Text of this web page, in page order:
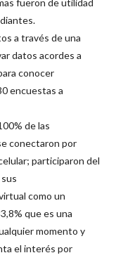
fueron de utilidad
a través de una
datos acordes a
conocer
encuestas a
de las
conectaron por
participaron del
como un
que es una
momento y
el interés por